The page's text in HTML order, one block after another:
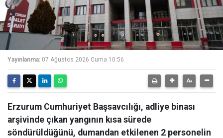
Yayınlanma: 07 Ağustos 2026 Cuma 10:56
Erzurum Cumhuriyet Başsavcılığı, adliye binası
arşivinde çıkan yangının kısa sürede
söndürüldüğünü, dumandan etkilenen 2 personelin